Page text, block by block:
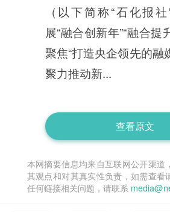
（以下简称“石化报
展“融合创新年”“融合提
聚焦“打造央企领先的融
聚力推动新...
查看原文
本网摘要信息均来自互联网公开渠道
其观点和对其真实性负责，如需查看
任何链接相关问题，请联系